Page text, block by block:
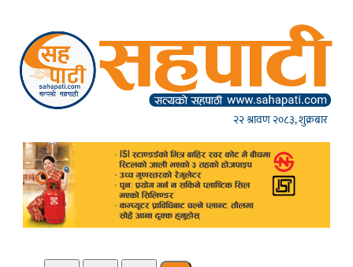
२२ श्रावण २०८३, शुक्रबार